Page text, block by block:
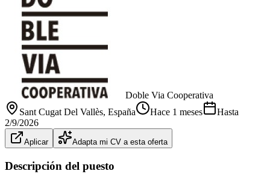
Doble Via Cooperativa
Sant Cugat Del Vallès, España Hace 1 meses
Hasta
2/9/2026
Aplicar Adapta mi CV a esta oferta
Descripción del puesto